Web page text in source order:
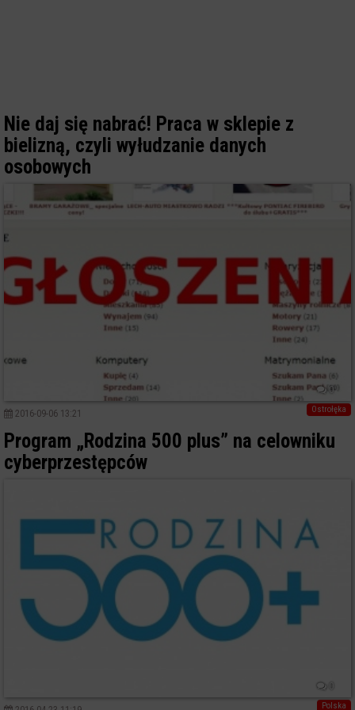
Nie daj się nabrać! Praca w sklepie z
bielizną, czyli wyłudzanie danych
osobowych
0
Ostrołęka
2016-09-06 13:21
Program „Rodzina 500 plus” na celowniku
cyberprzestępców
0
Polska